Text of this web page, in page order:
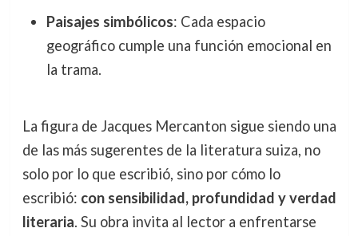
Paisajes simbólicos: Cada espacio
geográfico cumple una función emocional en
la trama.
La figura de Jacques Mercanton sigue siendo una
de las más sugerentes de la literatura suiza, no
solo por lo que escribió, sino por cómo lo
escribió: con sensibilidad, profundidad y verdad
literaria. Su obra invita al lector a enfrentarse